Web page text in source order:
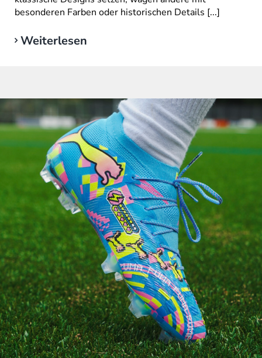
besonderen Farben oder historischen Details [...]
Weiterlesen